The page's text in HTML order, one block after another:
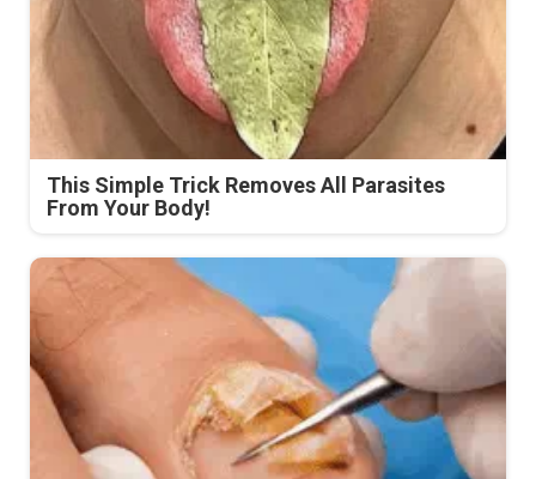
This Simple Trick Removes All Parasites
From Your Body!